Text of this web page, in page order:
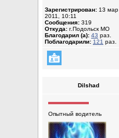
Зарегистрирован: 13 мар
2011, 10:11
Сообщения: 319
Откуда: г.Подольск МО
Благодарил (а): 43 раз.
Поблагодарили: 121 раз.
Dilshad
Опытный водитель